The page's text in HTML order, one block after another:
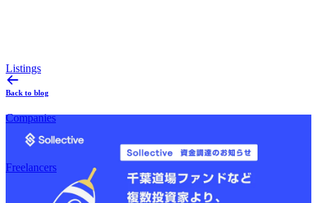
Listings
Companies
Freelancers
Back to blog